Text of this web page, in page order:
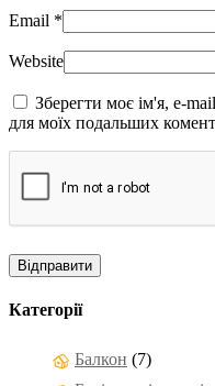
Email *
Website
Зберегти моє ім'я, e-
для моїх подальших
Категорії
Балкон (7)